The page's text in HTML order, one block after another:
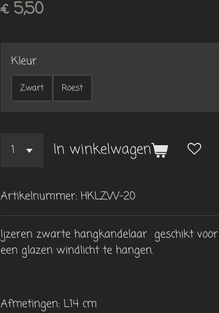
€ 5,50
Kleur
Zwart Roest
In winkelwagen
Artikelnummer: HKLZW-20
Ijzeren zwarte hangkandelaar geschikt
een glazen windlicht te hangen.
Afmetingen: L14 cm